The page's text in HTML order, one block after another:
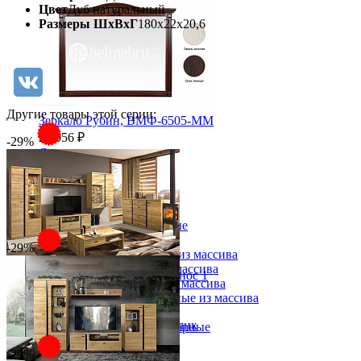
Зеркало Рубин, ВМФ-6505-ММ
25 056 ₽
Столовая
Буфеты и бары
Комоды для кухни
Лавки и скамьи
Полки и ящики
Столы кофейные и чайные
Столы обеденные
Столы квадратные из массива
Столы круглые из массива
Столы овальные из массива
Столы прямоугольные из массива
Стулья
Стулья барные и столы барные
Сундуки
Табуреты
ЦветДуб натуральный
Размеры ШхВхГ180х22х20,6
Другие товары этой серии:
-29%
Набор мебели для гостиной Сонос 1
от 259 718 ₽
от 365 800 ₽
В корзину Быстро купить в 1 клик
-29%
-29%